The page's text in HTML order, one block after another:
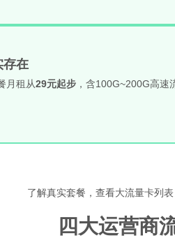
在
月租从29元起步 ，含100G~200G高
了解真实套餐，查看大流量卡列
四大运营商